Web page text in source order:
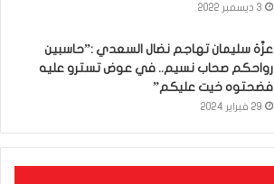
3 ديسمبر 2022
عزّة سليمان تهاجم نضال السعدي :”حاسبين
رواحكم صحاب نسيم.. في عوض تسترو عليه
فضحتوه خيت عليكم”
29 فبراير 2024